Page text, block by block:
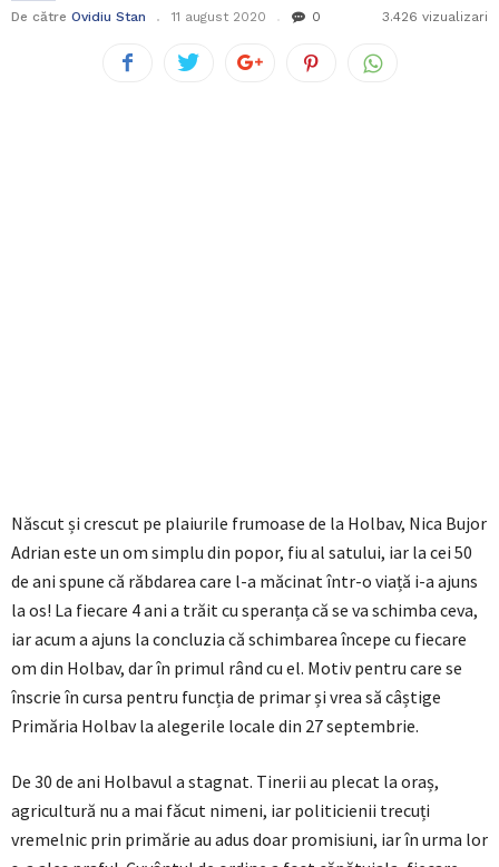
De către Ovidiu Stan 11 august 2020 0 3.426 vizualizari
Născut și crescut pe plaiurile frumoase de la Holbav, Nica Bujor
Adrian este un om simplu din popor, fiu al satului, iar la cei 50
de ani spune că răbdarea care l-a măcinat într-o viață i-a ajuns
la os! La fiecare 4 ani a trăit cu speranța că se va schimba ceva,
iar acum a ajuns la concluzia că schimbarea începe cu fiecare
om din Holbav, dar în primul rând cu el. Motiv pentru care se
înscrie în cursa pentru funcția de primar și vrea să câștige
Primăria Holbav la alegerile locale din 27 septembrie.
De 30 de ani Holbavul a stagnat. Tinerii au plecat la oraș,
agricultură nu a mai făcut nimeni, iar politicienii trecuți
vremelnic prin primărie au adus doar promisiuni, iar în urma lor